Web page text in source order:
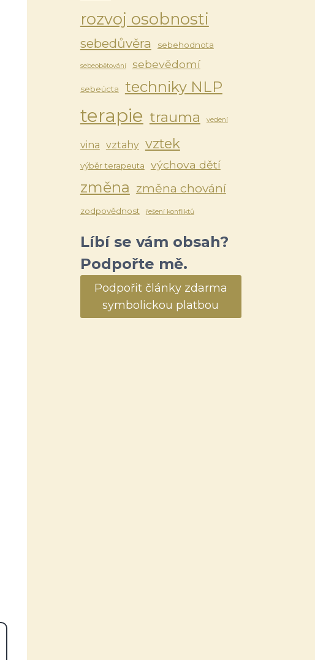
rozvoj osobnosti
sebedůvěra sebehodnota
sebeobětování sebevědomí
sebeúcta techniky NLP
terapie trauma vedení
vina vztahy vztek
výběr terapeuta výchova dětí
změna změna chování
zodpovědnost řešení konfliktů
Líbí se vám obsah?
Podpořte mě.
Podpořit články zdarma
symbolickou platbou